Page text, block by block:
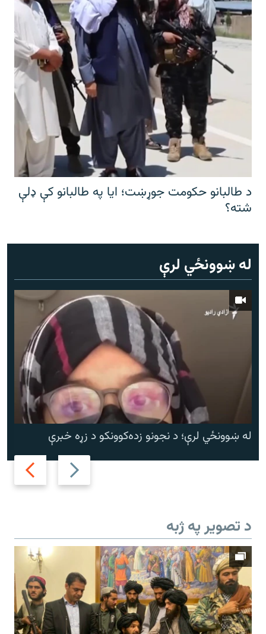
د طالبانو حکومت جوړښت؛ ایا په طالبانو کې ډلې
شته؟
له ښوونځي لرې
Previous
slide
Next
slide
له ښوونځي لرې؛ د نجونو زده‌کوونکو د زړه خبرې
د تصویر په ژبه